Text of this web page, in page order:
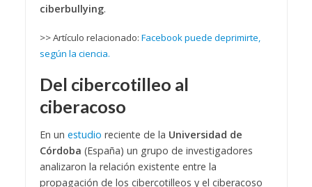
ciberbullying.
>> Artículo relacionado: Facebook puede deprimirte,
según la ciencia.
Del cibercotilleo al
ciberacoso
En un estudio reciente de la Universidad de
Córdoba (España) un grupo de investigadores
analizaron la relación existente entre la
propagación de los cibercotilleos y el ciberacoso